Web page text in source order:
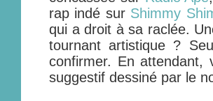
rap indé sur Shimmy
qui a droit à sa raclée.
tournant artistique ?
confirmer. En attendant,
suggestif dessiné par le